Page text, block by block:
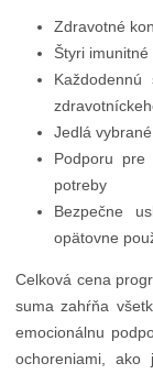
Zdravotné
Štyri
Jedlá
Podporu pre
potreby
Bezpečne
opätovne
Celková cena
suma zahŕňa
emocionálnu
ochoreniami, ako